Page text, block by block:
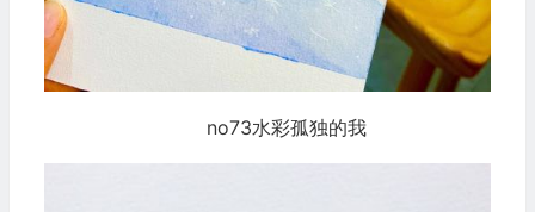
no73水彩孤独的我